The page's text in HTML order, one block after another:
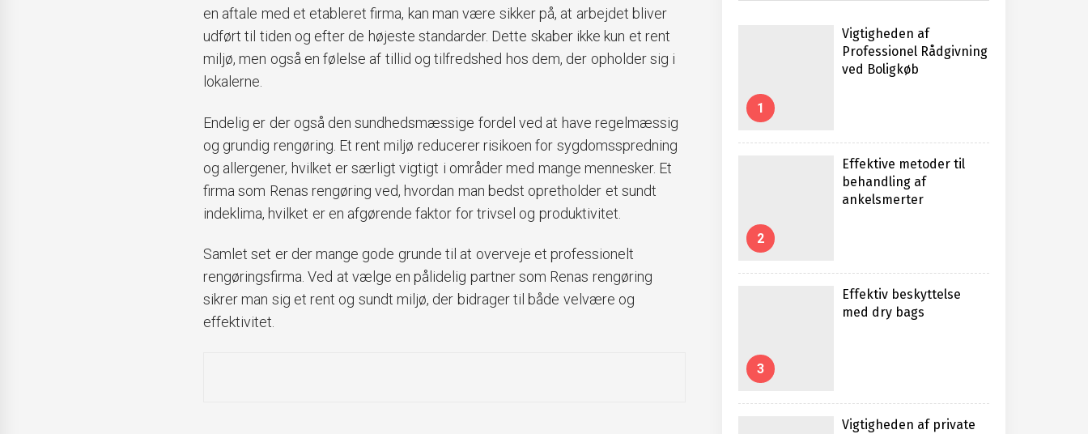
en aftale med et etableret firma, kan man være sikker på, at arbejdet bliver
udført til tiden og efter de højeste standarder. Dette skaber ikke kun et rent
miljø, men også en følelse af tillid og tilfredshed hos dem, der opholder sig i
lokalerne.
Endelig er der også den sundhedsmæssige fordel ved at have regelmæssig
og grundig rengøring. Et rent miljø reducerer risikoen for sygdomsspredning
og allergener, hvilket er særligt vigtigt i områder med mange mennesker. Et
firma som Renas rengøring ved, hvordan man bedst opretholder et sundt
indeklima, hvilket er en afgørende faktor for trivsel og produktivitet.
Samlet set er der mange gode grunde til at overveje et professionelt
rengøringsfirma. Ved at vælge en pålidelig partner som Renas rengøring
sikrer man sig et rent og sundt miljø, der bidrager til både velvære og
effektivitet.
1
Vigtigheden af
Professionel Rådgivning
ved Boligkøb
2
Effektive metoder til
behandling af
ankelsmerter
3
Effektiv beskyttelse
med dry bags
Vigtigheden af private